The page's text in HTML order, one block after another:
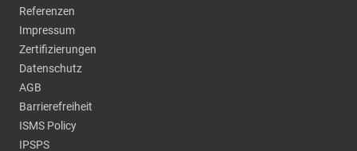
Referenzen
Impressum
Zertifizierungen
Datenschutz
AGB
Barrierefreiheit
ISMS Policy
IPSPS